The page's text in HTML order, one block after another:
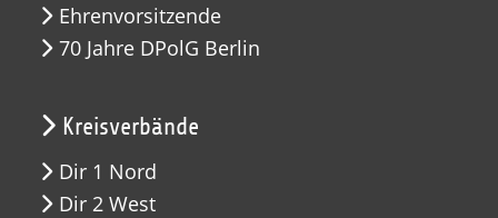
Ehrenvorsitzende
70 Jahre DPolG Berlin
Kreisverbände
Dir 1 Nord
Dir 2 West